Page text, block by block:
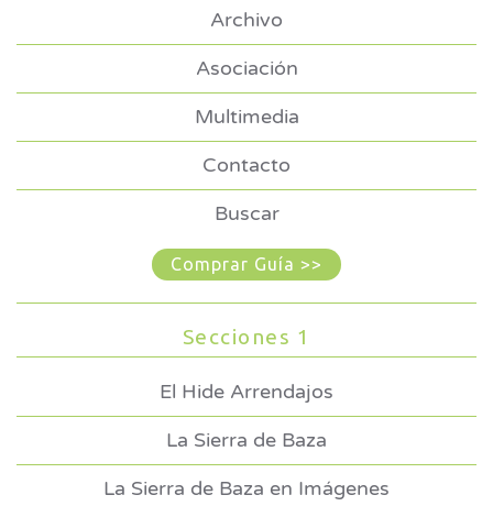
Archivo
Asociación
Multimedia
Contacto
Buscar
Comprar Guía >>
Secciones 1
El Hide Arrendajos
La Sierra de Baza
La Sierra de Baza en Imágenes